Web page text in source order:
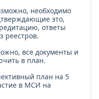
необходимо
это,
ответы
реестров.
все документы и
в план.
план на 5
в МСИ на